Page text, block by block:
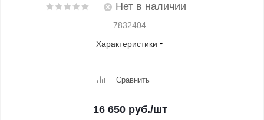
Нет в наличии
7832404
Характеристики
Сравнить
16 650руб./шт